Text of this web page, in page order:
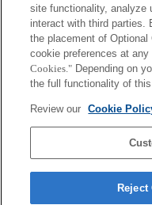
Scheda di
Alimentazione
Accessori
A seconda del
prodotti visualizzati
site functionality, analyze
interact with third parties.
the placement of
cookie preferences at
Cookies." Depending on
the full functionality of
Review our Cookie